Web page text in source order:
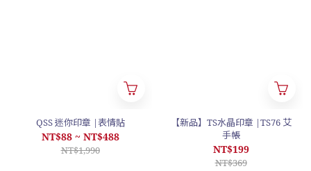
QSS 迷你印章 |表情貼
NT$88 ~ NT$488
NT$1,990
【新品】TS水晶印章 |TS76 艾
手帳
NT$199
NT$369